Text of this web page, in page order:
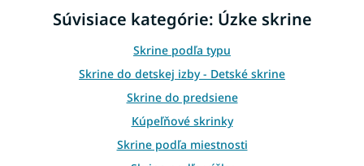
e
r
v
k
y
v
ý
p
i
e
Súvisiace kategórie: Úzke skrine
Skrine podľa typu
Skrine do detskej izby - Detské skrine
Skrine do predsiene
Kúpeľňové skrinky
Skrine podľa miestnosti